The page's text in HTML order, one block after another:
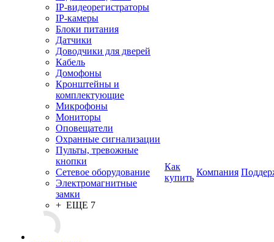
IP-видеорегистраторы
IP-камеры
Блоки питания
Датчики
Доводчики для дверей
Кабель
Домофоны
Кронштейны и
комплектующие
Микрофоны
Мониторы
Оповещатели
Охранные сигнализации
Пульты, тревожные
кнопки
Сетевое оборудование
Электромагнитные
замки
+ ЕЩЕ 7
Как
купить
Компания